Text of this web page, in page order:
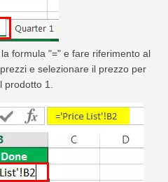
formula "=" e fare riferimento al
e selezionare il prezzo per
1.